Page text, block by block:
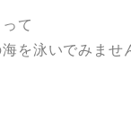
て
を泳いでみませ